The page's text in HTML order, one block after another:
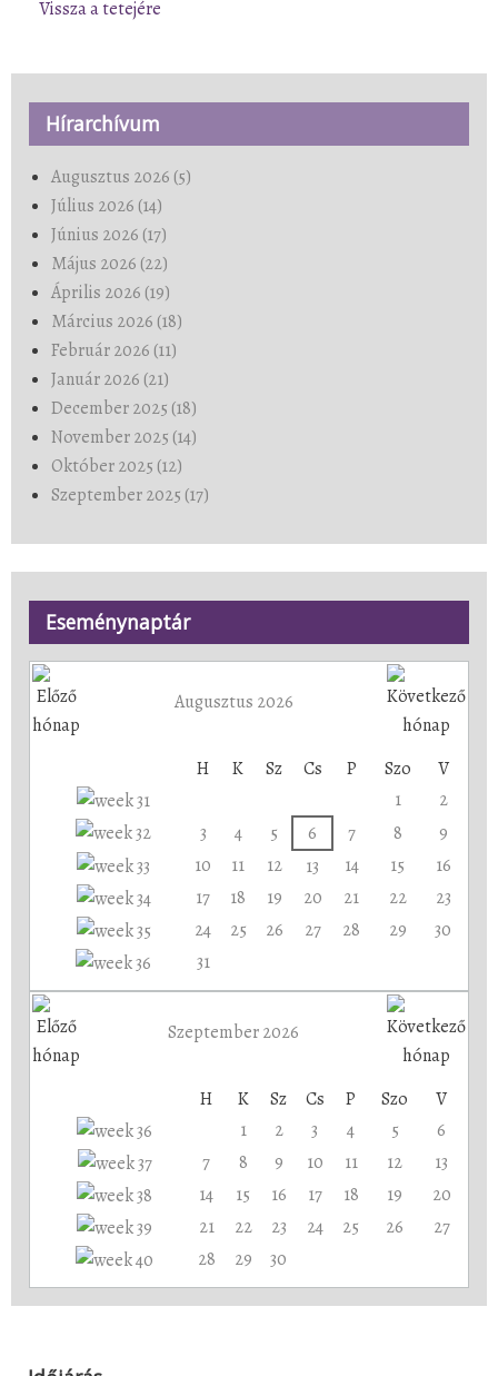
Vissza a tetejére
Hírarchívum
Augusztus 2026 (5)
Július 2026 (14)
Június 2026 (17)
Május 2026 (22)
Április 2026 (19)
Március 2026 (18)
Február 2026 (11)
Január 2026 (21)
December 2025 (18)
November 2025 (14)
Október 2025 (12)
Szeptember 2025 (17)
Eseménynaptár
Augusztus 2026
H K Sz Cs P Szo
V
1
2
3
4 5 6 7 8
9
10
11 12 13 14 15
16
17
18 19 20 21 22
23
24
25 26 27 28 29
30
31
Szeptember 2026
H K Sz Cs P Szo
V
1
2 3 4 5
6
7
8 9 10 11 12
13
14
15 16 17 18 19
20
21
22 23 24 25 26
27
28
29 30